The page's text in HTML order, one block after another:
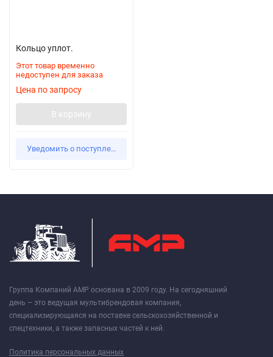
Кольцо уплот.
Этот товар временно
недоступен для заказа
Цена по запросу
В корзину
Уведомить о поступлении
Группа Компаний АМР основана в 2009 году. На сегодняшний
день – это ведущая мультибрендовая компания,
специализирующаяся на поставке сельскохозяйственной и
спецтехники, а также запасных частей к ней.
Политика персональных данных